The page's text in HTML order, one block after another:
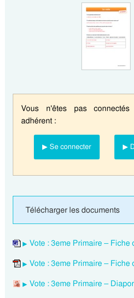
Vous n'êtes pas
adhérent :
▶ Se connecter ▶
Télécharger les documents
Vote : 3eme Primaire – Fiche
Vote : 3eme Primaire – Fiche
Vote : 3eme Primaire –